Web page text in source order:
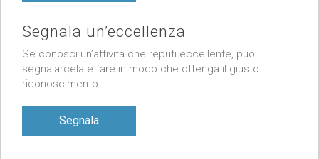
Segnala un’eccellenza
Se conosci un’attività che reputi eccellente, puoi
segnalarcela e fare in modo che ottenga il giusto
riconoscimento
Segnala